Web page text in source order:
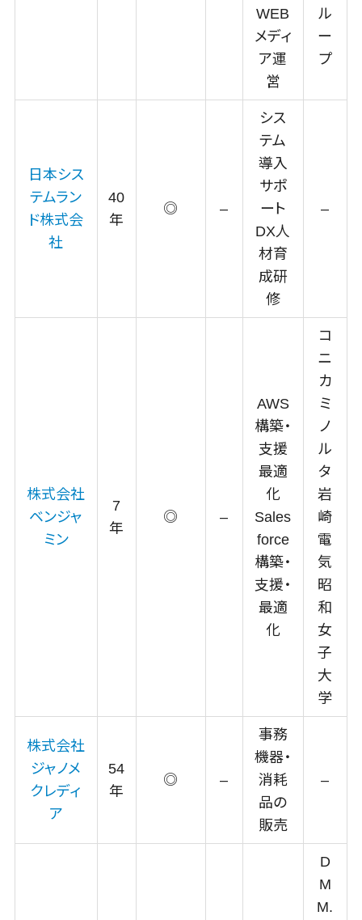
校務支援シス
着システム
議事録作成
ンツール
WEB
メディ
ア運
営
ル
ー
プ
日本シス
テムラン
ド株式会
社
40
年
◎ –
シス
テム
導入
サポ
ート
DX人
材育
成研
修
–
株式会社
ベンジャ
ミン
7
年
◎ –
AWS
構築・
支援
最適
化
Sales
force
構築・
支援・
最適
化
コ
ニ
カ
ミ
ノ
ル
タ
岩
崎
電
気
昭
和
女
子
大
学
株式会社
ジャノメ
クレディ
ア
54
年
◎ –
事務
機器・
消耗
品の
販売
–
D
M
M.